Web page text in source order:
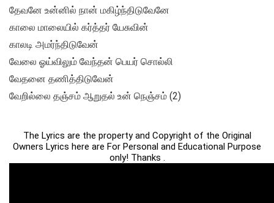
தேவனே உன்னில் நான் மகிழ்ந்திடுவேனே
காலை மாலையில் கர்த்தர் யேசுவின்
காலடி அமர்ந்திடுவேன்
வேலை ஓய்விலும் வேந்தன் பெயர் சொல்லி
வேதனை தணித்திடுவேன்
வேறில்லை தஞ்சம் ஆறுதல் உன் நெஞ்சம் (2)
The Lyrics are the property and Copyright of the Original
Owners Lyrics here are For Personal and Educational Purpose
only! Thanks .